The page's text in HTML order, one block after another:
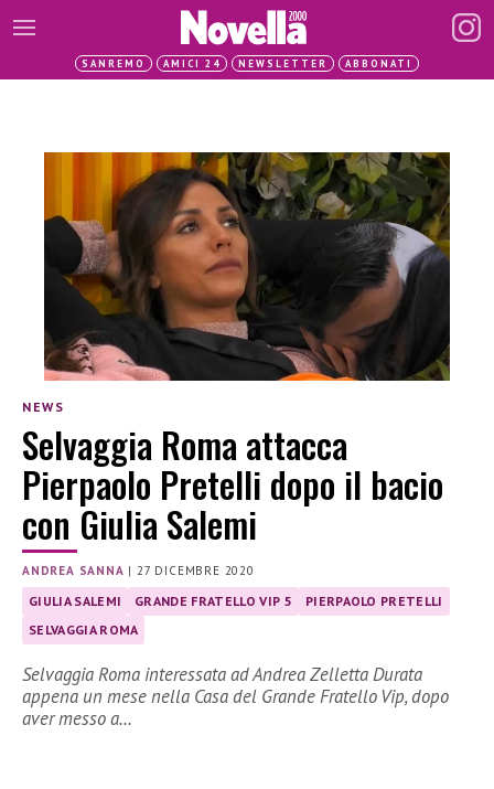
SANREMO AMICI 24 NEWSLETTER ABBONATI
NEWS
Selvaggia Roma attacca
Pierpaolo Pretelli dopo il bacio
con Giulia Salemi
ANDREA SANNA |27 DICEMBRE 2020
GIULIA SALEMI GRANDE FRATELLO VIP 5
PIERPAOLO PRETELLI
SELVAGGIA ROMA
Selvaggia Roma interessata ad Andrea Zelletta Durata
appena un mese nella Casa del Grande Fratello Vip, dopo
aver messo a…